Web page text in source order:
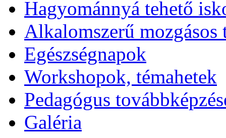
Hagyománnyá tehető
Alkalomszerű mozgásos
Egészségnapok
Workshopok, témahetek
Pedagógus
Galéria